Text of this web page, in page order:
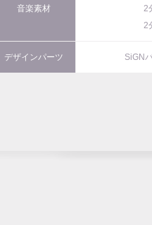
音楽素材
2
2
デザインパーツ SiGN